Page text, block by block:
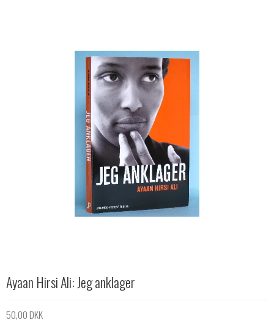
Ayaan Hirsi Ali: Jeg anklager
50,00 DKK